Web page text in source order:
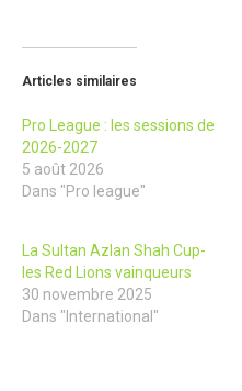
Articles similaires
Pro League : les sessions de
2026-2027
5 août 2026
Dans "Pro league"
La Sultan Azlan Shah Cup-
les Red Lions vainqueurs
30 novembre 2025
Dans "International"